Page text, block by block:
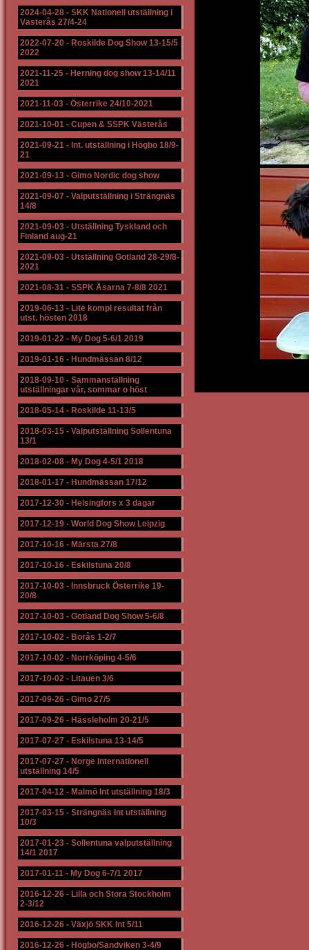
2024-04-28 - SKK Nationell utställning i
Västerås 27/4-24
2022-07-20 - Roskilde Dog Show 13-15/5
2022
2021-11-25 - Herning dog show 13-14/11
2021
2021-11-03 - Österrike 24/10-2021
2021-10-01 - Cupen & SSPK Västerås
2021-09-21 - Int. utställning i Högbo 18/9-
21
2021-09-13 - Gimo Nordic dog show
2021-09-07 - Valputställning i Strängnäs
14/8
2021-09-03 - Utställning Tyskland och
Finland aug-21
2021-09-03 - Utställning Gotland 28-29/8-
2021
2021-08-31 - SSPK Åsarna 7-8/8 2021
2019-06-13 - Lite kompl resultat från
utst. hösten 2018
2019-01-22 - My Dog 5-6/1 2019
2019-01-16 - Hundmässan 8/12
2018-09-10 - Sammanställning
utställningar vår, sommar o höst
2018-05-14 - Roskilde 11-13/5
2018-03-15 - Valputställning Sollentuna
13/1
2018-02-08 - My Dog 4-5/1 2018
2018-01-17 - Hundmässan 17/12
2017-12-30 - Helsingfors x 3 dagar
2017-12-19 - World Dog Show Leipzig
2017-10-16 - Märsta 27/8
2017-10-16 - Eskilstuna 20/8
2017-10-03 - Innsbruck Österrike 19-
20/8
2017-10-03 - Gotland Dog Show 5-6/8
2017-10-02 - Borås 1-2/7
2017-10-02 - Norrköping 4-5/6
2017-10-02 - Litauen 3/6
2017-09-26 - Gimo 27/5
2017-09-26 - Hässleholm 20-21/5
2017-07-27 - Eskilstuna 13-14/5
2017-07-27 - Norge Internationell
utställning 14/5
2017-04-12 - Malmö Int utställning 18/3
2017-03-15 - Strängnäs Int utställning
10/3
2017-01-23 - Sollentuna valputställning
14/1 2017
2017-01-11 - My Dog 6-7/1 2017
2016-12-26 - Lilla och Stora Stockholm
2-3/12
2016-12-26 - Växjö SKK Int 5/11
2016-12-26 - Högbo/Sandviken 3-4/9